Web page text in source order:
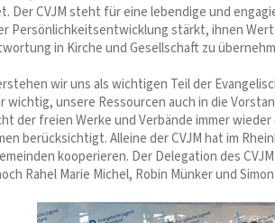
Der CVJM steht für eine lebendige und
Persönlichkeitsentwicklung stärkt, ihnen
in Kirche und Gesellschaft zu
wir uns als wichtigen Teil der
wichtig, unsere Ressourcen auch in die
der freien Werke und Verbände immer
berücksichtigt. Alleine der CVJM hat im
kooperieren. Der Delegation des
Rahel Marie Michel, Robin Münker und